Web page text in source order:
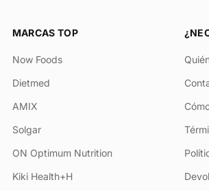
MARCAS TOP
Now Foods
Dietmed
AMIX
Solgar
ON Optimum Nutrition
Kiki Health+H